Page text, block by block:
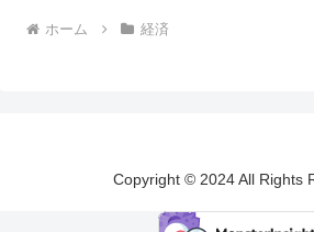
ホーム 経済
Copyright © 2024 All Rights